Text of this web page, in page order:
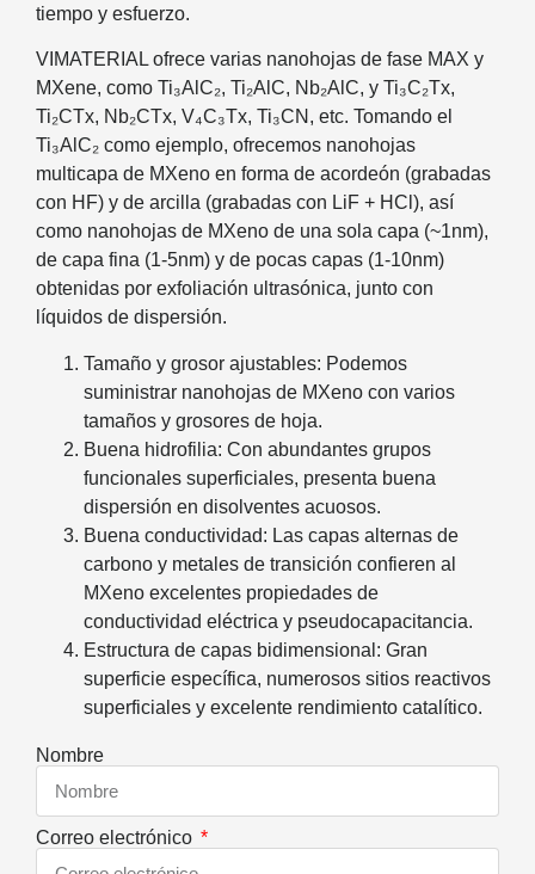
tiempo y esfuerzo.
VIMATERIAL ofrece varias nanohojas de fase MAX y
MXene, como Ti₃AlC₂, Ti₂AlC, Nb₂AlC, y Ti₃C₂Tx,
Ti₂CTx, Nb₂CTx, V₄C₃Tx, Ti₃CN, etc. Tomando el
Ti₃AlC₂ como ejemplo, ofrecemos nanohojas
multicapa de MXeno en forma de acordeón (grabadas
con HF) y de arcilla (grabadas con LiF + HCl), así
como nanohojas de MXeno de una sola capa (~1nm),
de capa fina (1-5nm) y de pocas capas (1-10nm)
obtenidas por exfoliación ultrasónica, junto con
líquidos de dispersión.
Tamaño y grosor ajustables: Podemos
suministrar nanohojas de MXeno con varios
tamaños y grosores de hoja.
Buena hidrofilia: Con abundantes grupos
funcionales superficiales, presenta buena
dispersión en disolventes acuosos.
Buena conductividad: Las capas alternas de
carbono y metales de transición confieren al
MXeno excelentes propiedades de
conductividad eléctrica y pseudocapacitancia.
Estructura de capas bidimensional: Gran
superficie específica, numerosos sitios reactivos
superficiales y excelente rendimiento catalítico.
Nombre
Correo electrónico